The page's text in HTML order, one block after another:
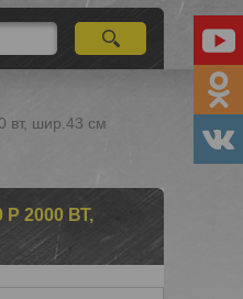
вт, шир.43 см
2000 ВТ,